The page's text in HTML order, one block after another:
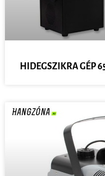
HIDEGSZIKRA GÉP